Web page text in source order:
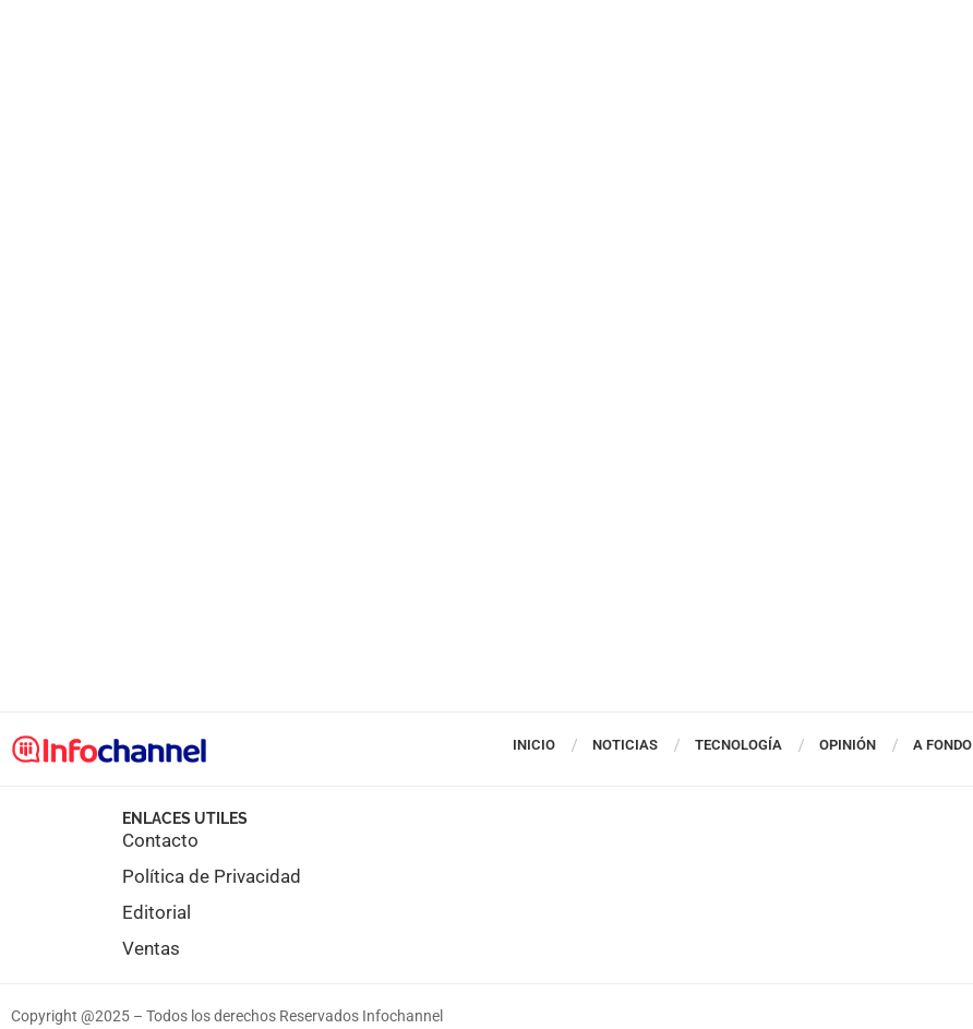
INICIO NOTICIAS TECNOLOGÍA OPINIÓN A FONDO
ENLACES UTILES
Contacto
Política de Privacidad
Editorial
Ventas
Copyright @2025 – Todos los derechos Reservados Infochannel